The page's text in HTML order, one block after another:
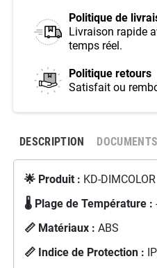
Politique de
Livraison rapide
temps réel.
Politique retours
Satisfait ou
DESCRIPTION
🌟 Produit : KD-DIMCOLOR
🌡️ Plage de Température :
📏 Matériaux : ABS
📏 Indice de Protection :